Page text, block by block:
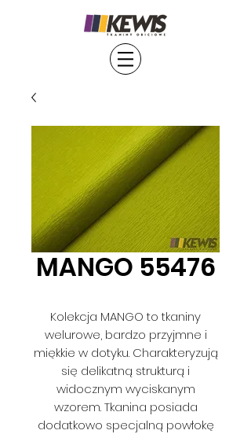
MANGO 55476
Kolekcja MANGO to tkaniny
welurowe, bardzo przyjmne i
miękkie w dotyku. Charakteryzują
się delikatną strukturą i
widocznym wyciskanym
wzorem. Tkanina posiada
dodatkowo specjalną powłokę